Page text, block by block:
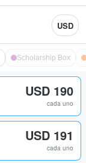
USD
Scholarship Box
USD 190
cada uno
USD 191
cada uno